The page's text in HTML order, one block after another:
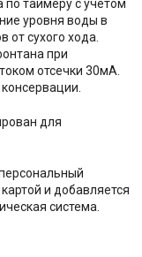
таймеру с учётом
уровня воды в
сухого хода.
при
отсечки 30мА.
для
и добавляется
система.